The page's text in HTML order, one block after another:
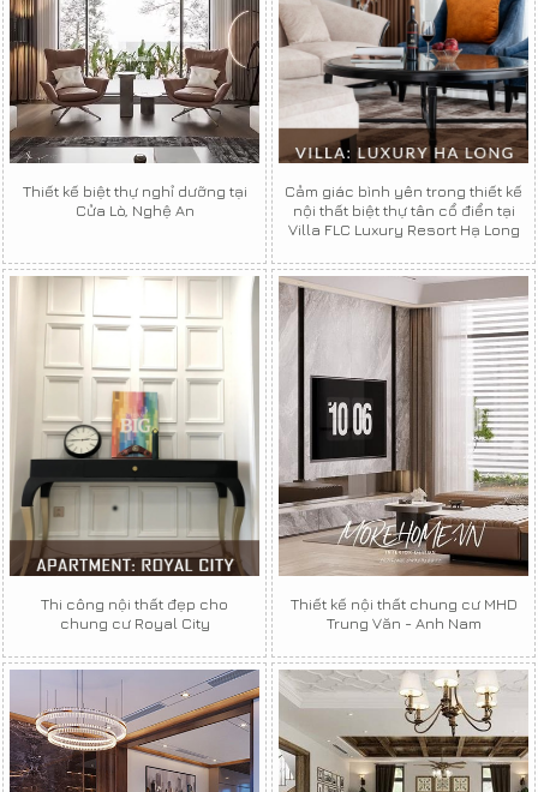
Thiết kế biệt thự nghỉ dưỡng tại
Cửa Lò, Nghệ An
Cảm giác bình yên trong thiết kế
nội thất biệt thự tân cổ điển tại
Villa FLC Luxury Resort Hạ Long
Thi công nội thất đẹp cho
chung cư Royal City
Thiết kế nội thất chung cư MHD
Trung Văn - Anh Nam